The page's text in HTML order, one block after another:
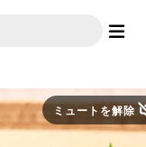
ミュートを解除